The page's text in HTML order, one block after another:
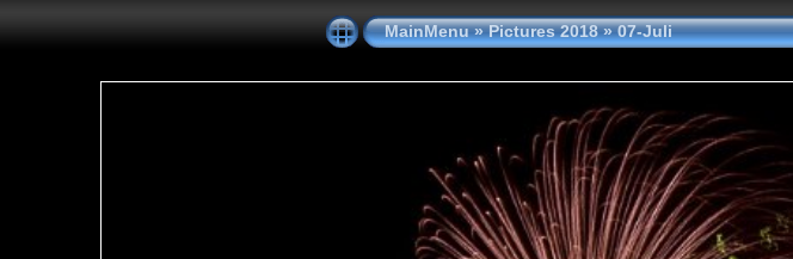
MainMenu»Pictures 2018»07-Juli